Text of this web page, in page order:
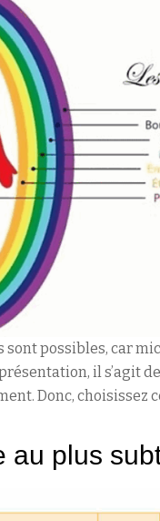
possibles, car
il s’agit
Donc, choisissez
au plus